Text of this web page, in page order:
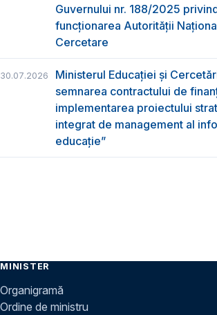
Guvernului nr. 188/2025
funcţionarea Autorităţii
Cercetare
30.07.2026
Ministerul Educației și
semnarea contractului de
implementarea proiectului
integrat de management al
educație”
MINISTER
Organigramă
Ordine de ministru